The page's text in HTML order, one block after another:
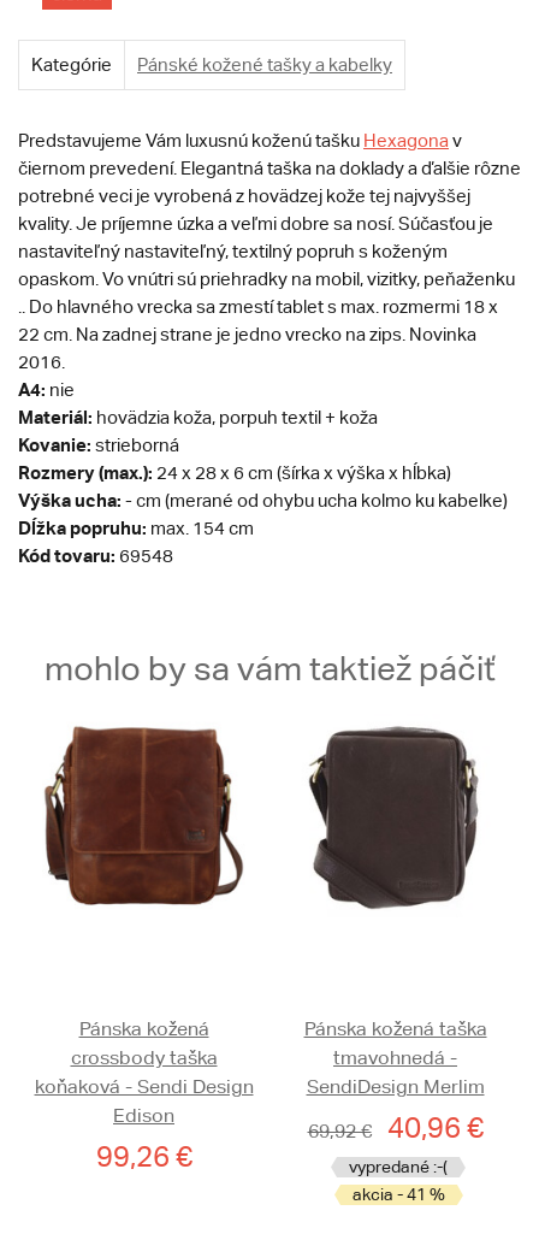
Kategórie Pánské kožené tašky a kabelky
Predstavujeme Vám luxusnú koženú tašku Hexagona v
čiernom prevedení. Elegantná taška na doklady a ďalšie rôzne
potrebné veci je vyrobená z hovädzej kože tej najvyššej
kvality. Je príjemne úzka a veľmi dobre sa nosí. Súčasťou je
nastaviteľný nastaviteľný, textilný popruh s koženým
opaskom. Vo vnútri sú priehradky na mobil, vizitky, peňaženku
.. Do hlavného vrecka sa zmestí tablet s max. rozmermi 18 x
22 cm. Na zadnej strane je jedno vrecko na zips. Novinka
2016.
A4: nie
Materiál: hovädzia koža, porpuh textil + koža
Kovanie: strieborná
Rozmery (max.): 24 x 28 x 6 cm (šírka x výška x hĺbka)
Výška ucha: - cm (merané od ohybu ucha kolmo ku kabelke)
Dĺžka popruhu: max. 154 cm
Kód tovaru: 69548
mohlo by sa vám taktiež páčiť
Pánska kožená
crossbody taška
koňaková - Sendi Design
Edison
99,26 €
Pánska kožená taška
tmavohnedá -
SendiDesign Merlim
69,92 €
40,96 €
vypredané :-(
akcia - 41 %